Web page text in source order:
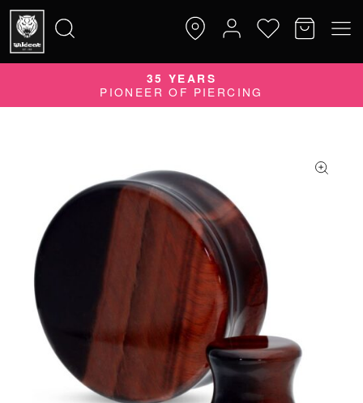
nach:
35 YEARS
PIONEER OF PIERCING
QUALITY DOES MATTER
QUALITÄTSPRODUKTE MADE IN GERMANY